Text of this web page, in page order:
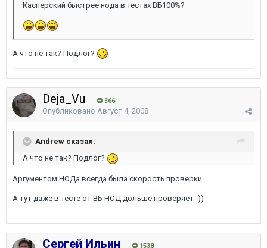
Касперский быстрее нода в тестах ВБ100%?
А что не так? Подлог?
Deja_Vu 366
Опубликовано Август 4, 2008
Andrew сказал:
А что не так? Подлог?
Аргументом НОДа всегда была скорость проверки.
А тут даже в тесте от ВБ НОД дольше проверяет -))
Сергей Ильин 1538